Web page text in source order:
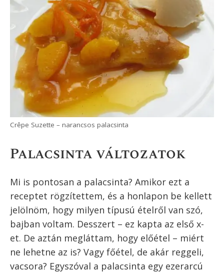
Csúsztatott palacsinta. Talán a
palacsinta desszertek királynője.
Tojásfehérje habbal készített
palacsinta, ahol a tészta direkt
vastagra készül, és csak az egyik
oldalán sütjük meg. A rétegek közé
cukros darált dió kerül, és az egész
egyfajta tortaként még rövid időre
bekerül a sütőbe. Így a félig megsült
krémmé áll össze, egy különleges
palacsinta tortát kapunk.
legismertebb palacsinta változat,
narancssal és narancslikőrrel készül.